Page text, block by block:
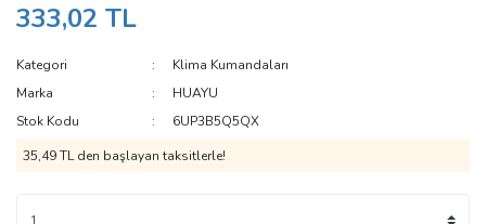
333,02 TL
Kategori
Klima Kumandaları
Marka
HUAYU
Stok Kodu
6UP3B5Q5QX
35,49 TL den başlayan taksitlerle!